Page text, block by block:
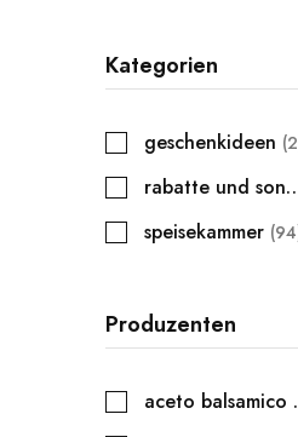
Kategorien
geschenkideen 2
rabatte und sonderangebote
speisekammer 94
Produzenten
aceto balsamico giusti